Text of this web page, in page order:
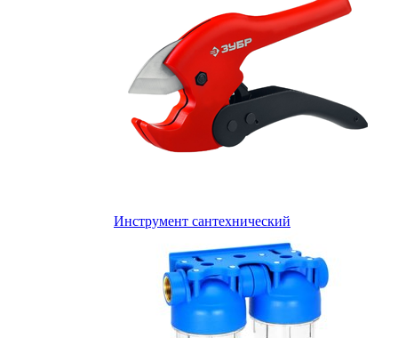
Инструмент сантехнический